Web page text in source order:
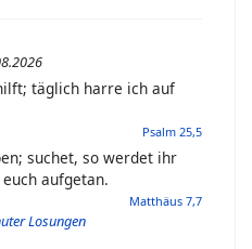
täglich harre ich auf
Psalm 25,5
suchet, so werdet ihr
aufgetan.
Matthäus 7,7
Losungen